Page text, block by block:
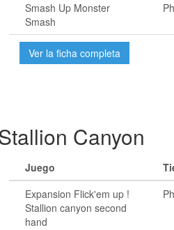
Smash Up Monster
Smash
Ver la ficha completa
Canyon
Juego
Expansion Flick'em up !
Stallion canyon second
hand